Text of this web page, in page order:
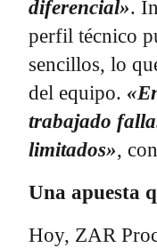
diferencial».
perfil técnico
sencillos, lo
del equipo.
trabajado
limitados»,
Una apuesta
Hoy, ZAR